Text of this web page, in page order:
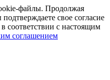
файлы. Продолжая
свое согласие
соответствии с настоящим
соглашением